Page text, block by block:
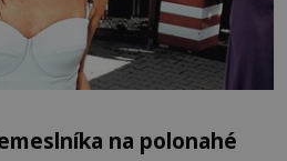
na polonahé